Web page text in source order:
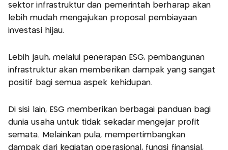
sektor infrastruktur dan pemerintah berharap akan
lebih mudah mengajukan proposal pembiayaan
investasi hijau.
Lebih jauh, melalui penerapan ESG, pembangunan
infrastruktur akan memberikan dampak yang sangat
positif bagi semua aspek kehidupan.
Di sisi lain, ESG memberikan berbagai panduan bagi
dunia usaha untuk tidak sekadar mengejar profit
semata. Melainkan pula, mempertimbangkan
dampak dari kegiatan operasional, fungsi finansial,